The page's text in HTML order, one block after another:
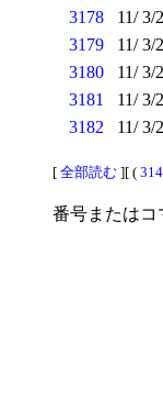
3178
11/ 3/
3179
11/ 3/
3180
11/ 3/
3181
11/ 3/
3182
11/ 3/
[ 全部読む ][ (
番号またはコ